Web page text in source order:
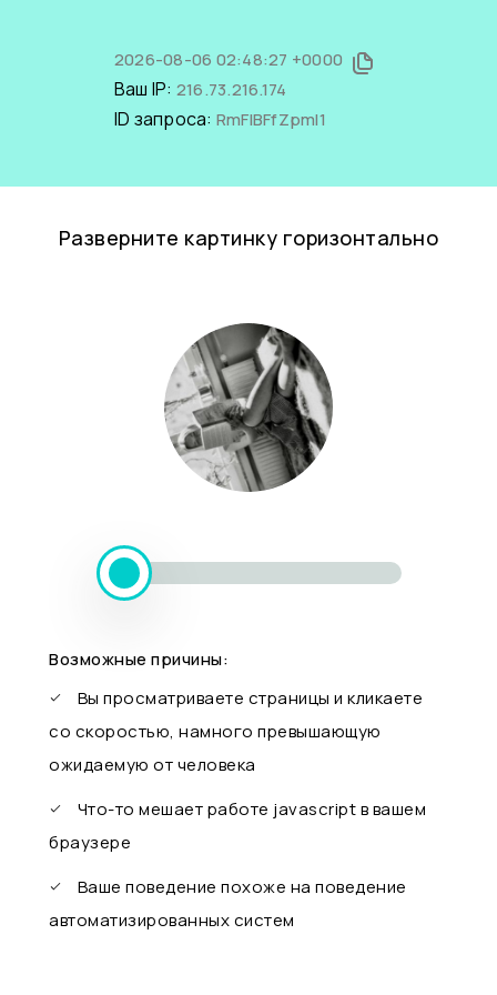
2026-08-06 02:48:27 +0000
Ваш IP: 216.73.216.174
ID запроса: RmFlBFfZpmI1
Разверните картинку горизонтально
Возможные причины:
Вы просматриваете страницы и кликаете
со скоростью, намного превышающую
ожидаемую от человека
Что-то мешает работе javascript в вашем
браузере
Ваше поведение похоже на поведение
автоматизированных систем